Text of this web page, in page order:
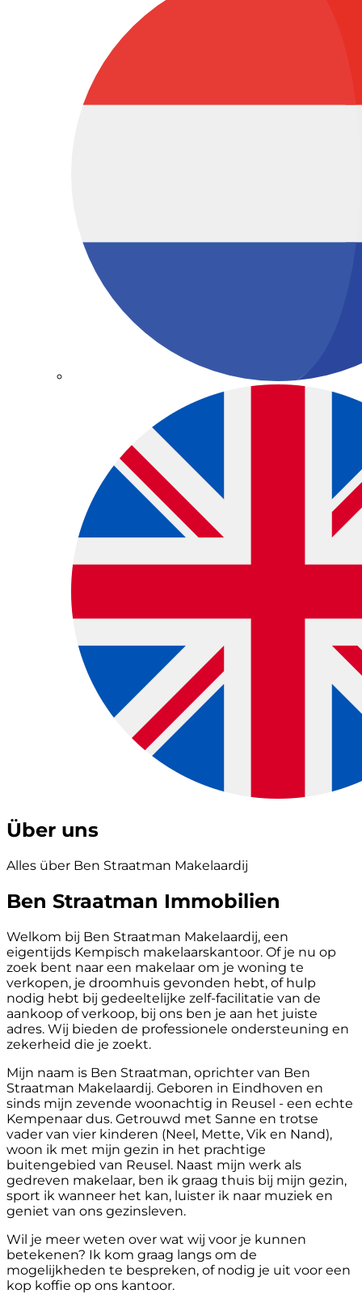
Über uns
Alles über Ben Straatman Makelaardij
Ben Straatman Immobilien
Welkom bij Ben Straatman Makelaardij, een
eigentijds Kempisch makelaarskantoor. Of je nu op
zoek bent naar een makelaar om je woning te
verkopen, je droomhuis gevonden hebt, of hulp
nodig hebt bij gedeeltelijke zelf-facilitatie van de
aankoop of verkoop, bij ons ben je aan het juiste
adres. Wij bieden de professionele ondersteuning en
zekerheid die je zoekt.
Mijn naam is Ben Straatman, oprichter van Ben
Straatman Makelaardij. Geboren in Eindhoven en
sinds mijn zevende woonachtig in Reusel - een echte
Kempenaar dus. Getrouwd met Sanne en trotse
vader van vier kinderen (Neel, Mette, Vik en Nand),
woon ik met mijn gezin in het prachtige
buitengebied van Reusel. Naast mijn werk als
gedreven makelaar, ben ik graag thuis bij mijn gezin,
sport ik wanneer het kan, luister ik naar muziek en
geniet van ons gezinsleven.
Wil je meer weten over wat wij voor je kunnen
betekenen? Ik kom graag langs om de
mogelijkheden te bespreken, of nodig je uit voor een
kop koffie op ons kantoor.